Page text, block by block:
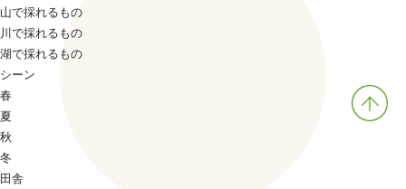
山で採れるもの
川で採れるもの
湖で採れるもの
シーン
春
夏
秋
冬
田舎